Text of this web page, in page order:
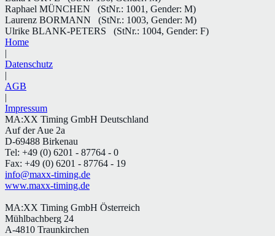
Raphael MÜNCHEN
(StNr.: 1001, Gender: M)
Laurenz BORMANN
(StNr.: 1003, Gender: M)
Ulrike BLANK-PETERS
(StNr.: 1004, Gender: F)
Home
|
Datenschutz
|
AGB
|
Impressum
MA:XX Timing GmbH Deutschland
Auf der Aue 2a
D-69488 Birkenau
Tel: +49 (0) 6201 - 87764 - 0
Fax: +49 (0) 6201 - 87764 - 19
info@maxx-timing.de
www.maxx-timing.de
MA:XX Timing GmbH Österreich
Mühlbachberg 24
A-4810 Traunkirchen